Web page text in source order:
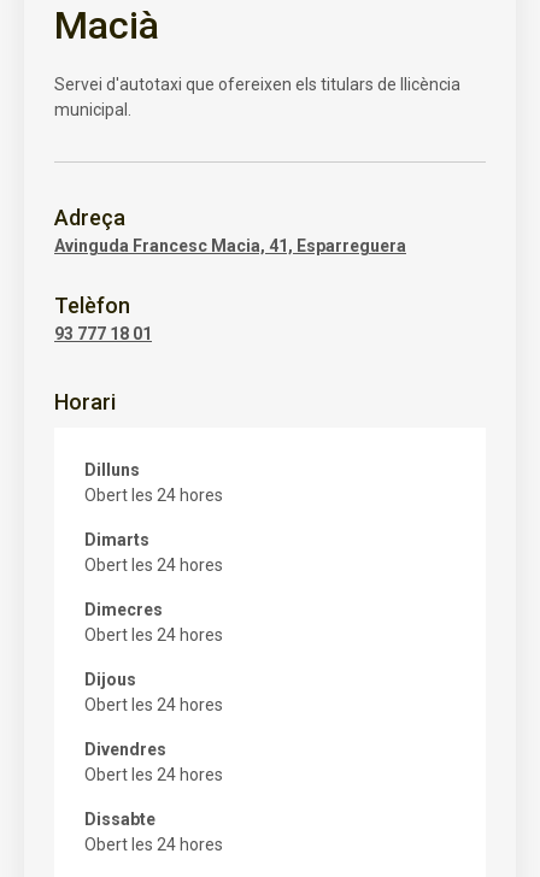
Macià
Servei d'autotaxi que ofereixen els titulars de llicència
municipal.
Adreça
Avinguda Francesc Macia, 41, Esparreguera
Telèfon
93 777 18 01
Horari
Dilluns
Obert les 24 hores
Dimarts
Obert les 24 hores
Dimecres
Obert les 24 hores
Dijous
Obert les 24 hores
Divendres
Obert les 24 hores
Dissabte
Obert les 24 hores